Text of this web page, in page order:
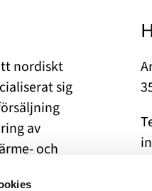
nordiskt
sig
av
och